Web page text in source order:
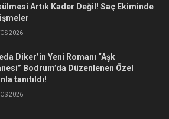
Artık Kader Değil! Saç Ekiminde
2026
Diker’in Yeni Romanı “Aşk
Bodrum’da Düzenlenen Özel
tanıtıldı!
2026